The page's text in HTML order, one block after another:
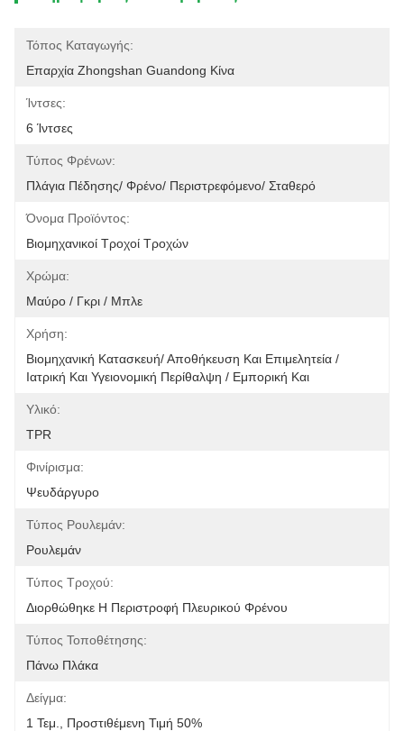
Τόπος Καταγωγής:
Επαρχία Zhongshan Guandong Κίνα
Ίντσες:
6 Ίντσες
Τύπος Φρένων:
Πλάγια Πέδησης/ Φρένο/ Περιστρεφόμενο/ Σταθερό
Όνομα Προϊόντος:
Βιομηχανικοί Τροχοί Τροχών
Χρώμα:
Μαύρο / Γκρι / Μπλε
Χρήση:
Βιομηχανική Κατασκευή/ Αποθήκευση Και Επιμελητεία /
Ιατρική Και Υγειονομική Περίθαλψη / Εμπορική Και
Υλικό:
TPR
Φινίρισμα:
Ψευδάργυρο
Τύπος Ρουλεμάν:
Ρουλεμάν
Τύπος Τροχού:
Διορθώθηκε Η Περιστροφή Πλευρικού Φρένου
Τύπος Τοποθέτησης:
Πάνω Πλάκα
Δείγμα:
1 Τεμ., Προστιθέμενη Τιμή 50%